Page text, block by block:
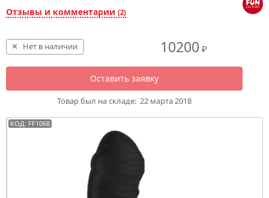
Отзывы и комментарии (2)
10200 ₽
Нет в наличии
Оставить заявку
Товар был на складе: 22 марта 2018
КОД: FF1068